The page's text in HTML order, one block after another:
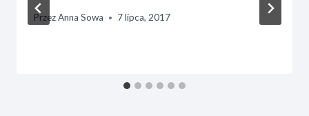
PrzezAnna Sowa 7 lipca, 2017